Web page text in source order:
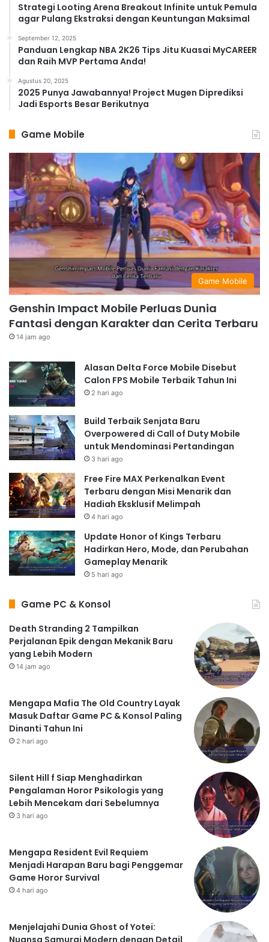
Strategi Looting Arena Breakout Infinite untuk Pemula
agar Pulang Ekstraksi dengan Keuntungan Maksimal
September 12, 2025
Panduan Lengkap NBA 2K26 Tips Jitu Kuasai MyCAREER
dan Raih MVP Pertama Anda!
Agustus 20, 2025
2025 Punya Jawabannya! Project Mugen Diprediksi
Jadi Esports Besar Berikutnya
Game Mobile
Game Mobile
Genshin Impact Mobile Perluas Dunia
Fantasi dengan Karakter dan Cerita Terbaru
14 jam ago
Alasan Delta Force Mobile Disebut
Calon FPS Mobile Terbaik Tahun Ini
2 hari ago
Build Terbaik Senjata Baru
Overpowered di Call of Duty Mobile
untuk Mendominasi Pertandingan
3 hari ago
Free Fire MAX Perkenalkan Event
Terbaru dengan Misi Menarik dan
Hadiah Eksklusif Melimpah
4 hari ago
Update Honor of Kings Terbaru
Hadirkan Hero, Mode, dan Perubahan
Gameplay Menarik
5 hari ago
Game PC & Konsol
Death Stranding 2 Tampilkan
Perjalanan Epik dengan Mekanik Baru
yang Lebih Modern
14 jam ago
Mengapa Mafia The Old Country Layak
Masuk Daftar Game PC & Konsol Paling
Dinanti Tahun Ini
2 hari ago
Silent Hill f Siap Menghadirkan
Pengalaman Horor Psikologis yang
Lebih Mencekam dari Sebelumnya
3 hari ago
Mengapa Resident Evil Requiem
Menjadi Harapan Baru bagi Penggemar
Game Horor Survival
4 hari ago
Menjelajahi Dunia Ghost of Yotei:
Nuansa Samurai Modern dengan Detail